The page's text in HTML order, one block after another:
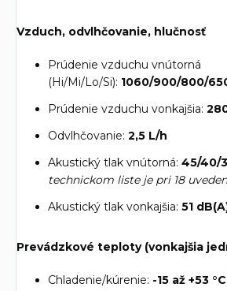
Vzduch, odvlhčovanie, hlučnosť
Prúdenie vzduchu vnútorná
(Hi/Mi/Lo/Si): 1060/900/800/
Prúdenie vzduchu vonkajšia:
Odvlhčovanie: 2,5 L/h
Akustický tlak vnútorná: 45/40/
technickom liste je pri 18
Akustický tlak vonkajšia: 51
Prevádzkové teploty (vonkajšia
Chladenie/kúrenie: -15 až +53